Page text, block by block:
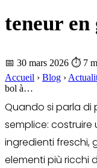
teneur en
📅 30 mars 2026 ⏱ 7
Accueil › Blog ›
bol à…
Quando si parla di
semplice:
ingredienti freschi,
elementi più ricchi